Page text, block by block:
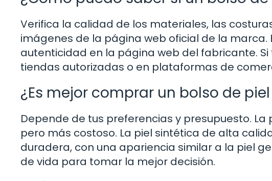
Verifica la calidad de los materiales, las
imágenes de la página web oficial de la marca.
autenticidad en la página web del fabricante.
tiendas autorizadas o en plataformas de
¿Es mejor comprar un bolso de
Depende de tus preferencias y presupuesto.
pero más costoso. La piel sintética de alta
duradera, con una apariencia similar a la piel
de vida para tomar la mejor decisión.